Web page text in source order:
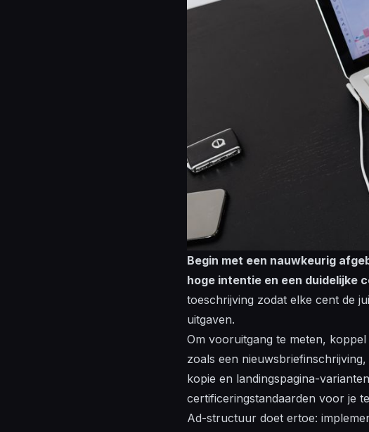
Begin met een nauwkeurig
hoge intentie en een duidelijke
toeschrijving zodat elke cent de
uitgaven.
Om vooruitgang te meten,
zoals een
kopie en landingspagina-
certificeringstandaarden voor je
Ad-structuur doet ertoe: